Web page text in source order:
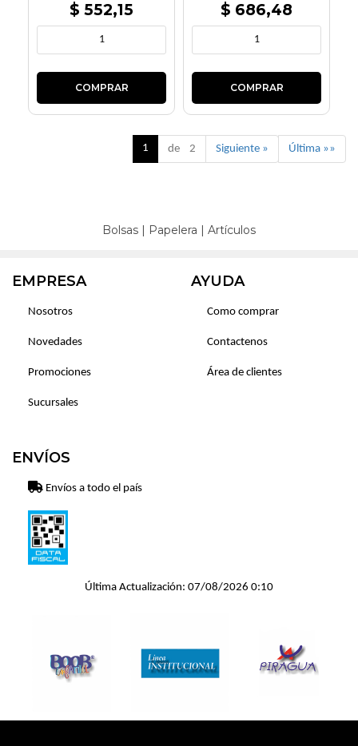
$ 552,15 $ 686,48
1 de 2 Siguiente » Última »»
Bolsas | Papelera | Artículos
EMPRESA
Nosotros
Novedades
Promociones
Sucursales
AYUDA
Como comprar
Contactenos
Área de clientes
ENVÍOS
Envíos a todo el país
Última Actualización: 07/08/2026 0:10